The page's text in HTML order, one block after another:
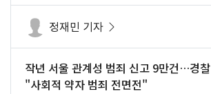
정재민 기자
작년 서울 관계성 범죄 신고 9만건…경찰
"사회적 약자 범죄 전면전"